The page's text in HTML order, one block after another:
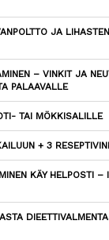
JA
– VINKIT JA
PALAAVALLE
TAI MÖKKISALILLE
+ 3
KÄY HELPOSTI –